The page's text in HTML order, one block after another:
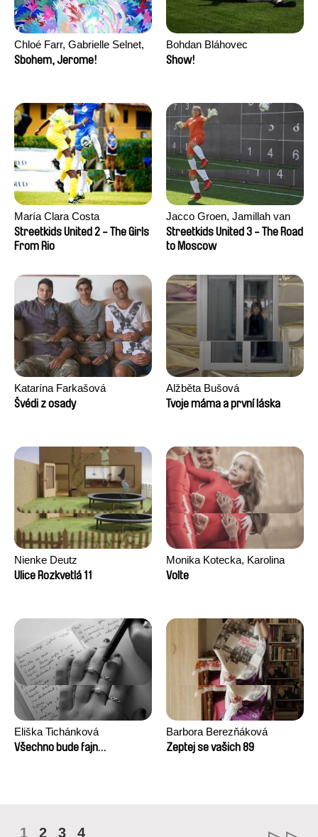
Chloé Farr, Gabrielle Selnet,
Adam Sillard
Sbohem, Jerome!
Bohdan Bláhovec
Show!
María Clara Costa
Streetkids United 2 - The Girls
From Rio
Jacco Groen, Jamillah van
der Hulst
Streetkids United 3 - The Road
to Moscow
Katarína Farkašová
Švédi z osady
Alžběta Bušová
Tvoje máma a první láska
Nienke Deutz
Ulice Rozkvetlá 11
Monika Kotecka, Karolina
Poryzała
Volte
Eliška Tichánková
Všechno bude fajn…
Barbora Berezňáková
Zeptej se vašich 89
1 2 3 4